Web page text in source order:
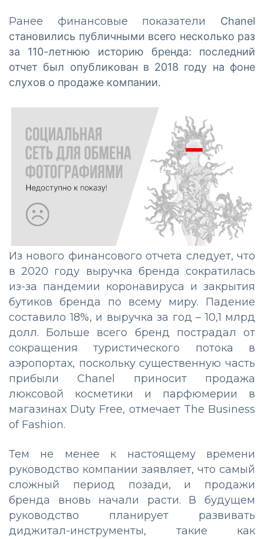
Ранее финансовые показатели Chanel
становились публичными всего несколько раз
за 110-летнюю историю бренда: последний
отчет был опубликован в 2018 году на фоне
слухов о продаже компании.
Из нового финансового отчета следует, что
в 2020 году выручка бренда сократилась
из-за пандемии коронавируса и закрытия
бутиков бренда по всему миру. Падение
составило 18%, и выручка за год – 10,1 млрд
долл. Больше всего бренд пострадал от
сокращения туристического потока в
аэропортах, поскольку существенную часть
прибыли Chanel приносит продажа
люксовой косметики и парфюмерии в
магазинах Duty Free, отмечает The Business
of Fashion.
Тем не менее к настоящему времени
руководство компании заявляет, что самый
сложный период позади, и продажи
бренда вновь начали расти. В будущем
руководство планирует развивать
диджитал-инструменты, такие как